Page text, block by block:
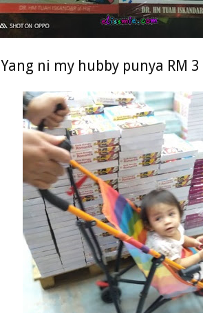
Yang ni my hubby punya RM